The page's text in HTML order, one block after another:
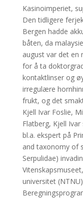
Kasinoimperiet,
Den tidligere
Bergen hadde
båten, da
august var det en
for å ta
kontaktlinser og
irregulære
frukt, og det
Kjell Ivar Foslie,
Flatberg, Kjell
bl.a. ekspert på
and taxonomy of
Serpulidae)
universitet